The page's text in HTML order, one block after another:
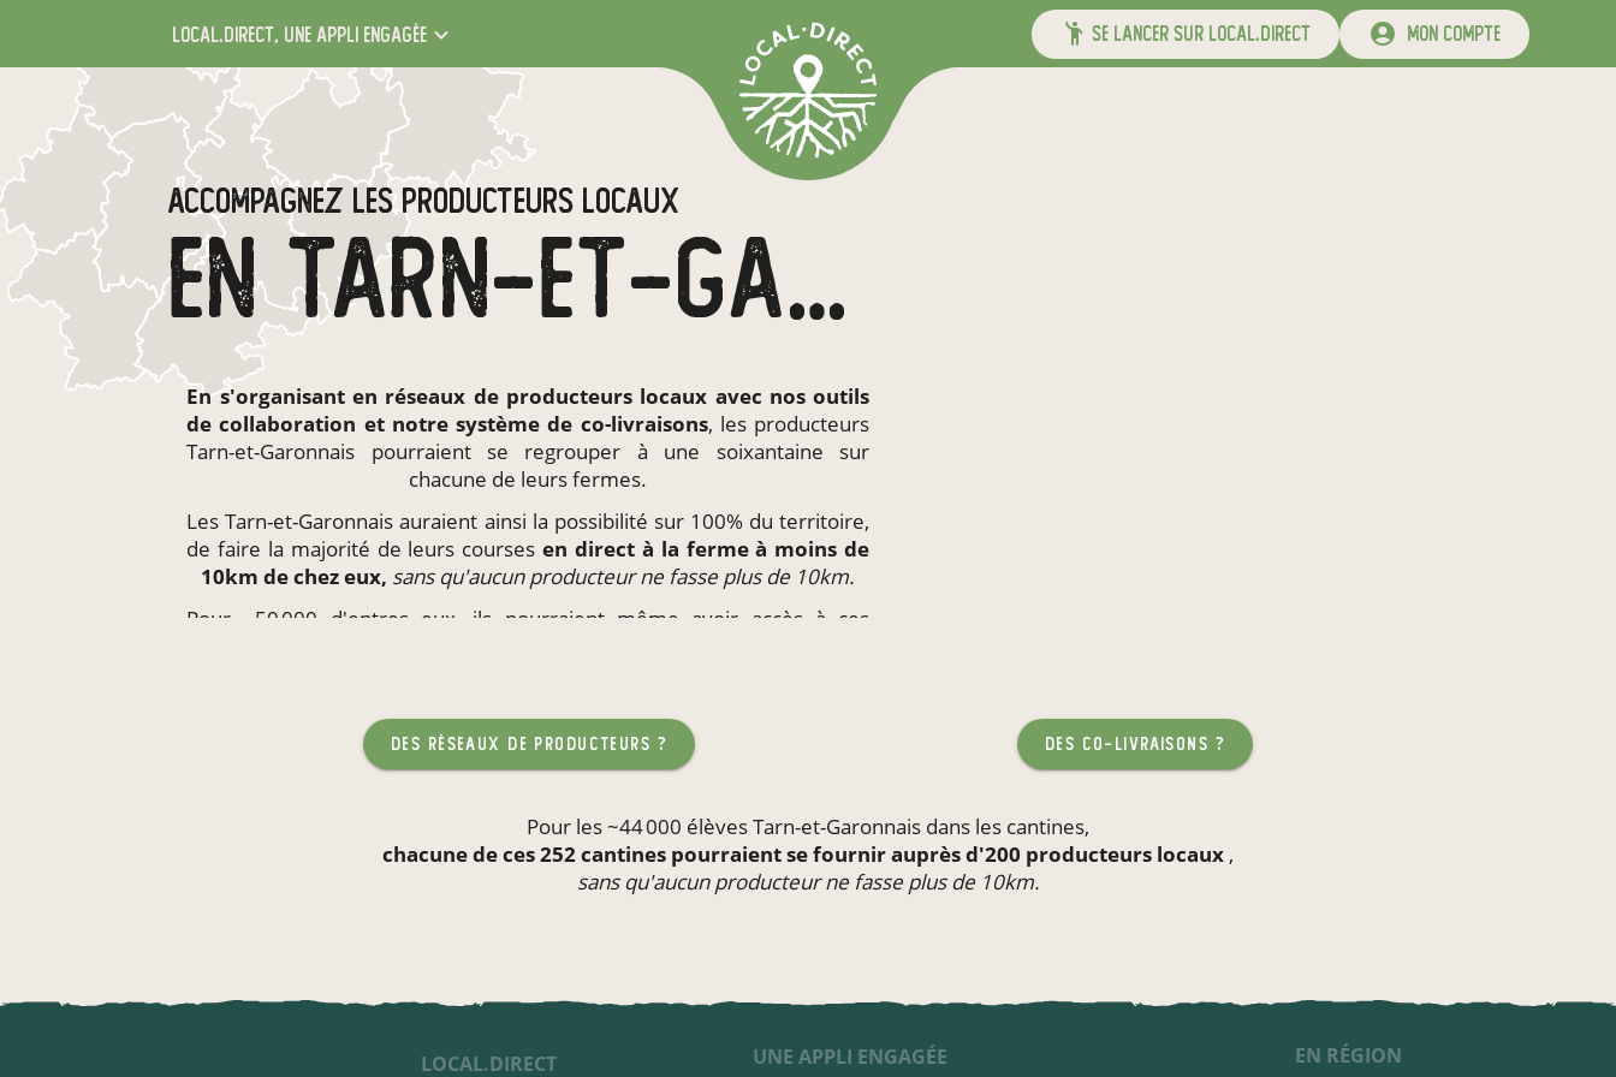
local.direct, une appli engagée se lancer sur local.direct mon compte
ACCOMPAGNEZ LES PRODUCTEURS LOCAUX
EN TARN-ET-GARONNE
En s'organisant en réseaux de producteurs locaux avec nos outils
de collaboration et notre système de co-livraisons, les producteurs
Tarn-et-Garonnais pourraient se regrouper à une soixantaine sur
chacune de leurs fermes.
Les Tarn-et-Garonnais auraient ainsi la possibilité sur 100% du territoire,
de faire la majorité de leurs coursesen direct à la ferme à moins de
10km de chez eux, sans qu'aucun producteur ne fasse plus de 10km.
Pour ~50 000 d'entres eux, ils pourraient même avoir accès à ces
des réseaux de producteurs ? des co-livraisons ?
Pour les ~44 000 élèves Tarn-et-Garonnais dans les cantines,
chacune de ces 252 cantines pourraient se fournir auprès d'200 producteurs locaux ,
sans qu'aucun producteur ne fasse plus de 10km.
LOCAL.DIRECT UNE APPLI ENGAGÉE EN RÉGION